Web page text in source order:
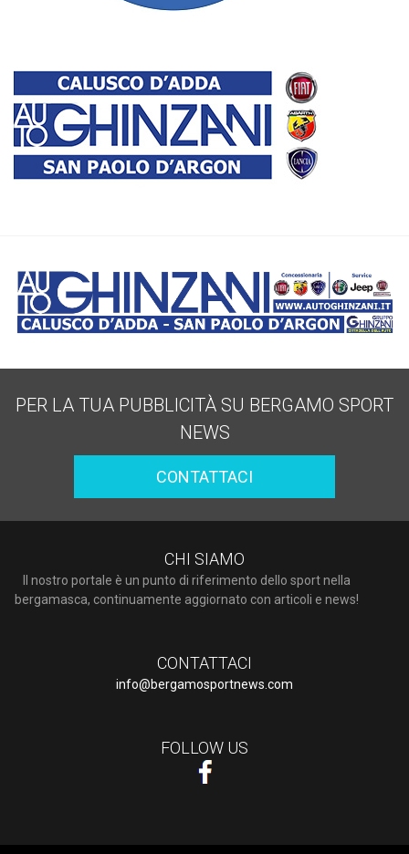
PER LA TUA PUBBLICITÀ SU BERGAMO SPORT
NEWS
CONTATTACI
CHI SIAMO
Il nostro portale è un punto di riferimento dello sport nella
bergamasca, continuamente aggiornato con articoli e news!
CONTATTACI
info@bergamosportnews.com
FOLLOW US